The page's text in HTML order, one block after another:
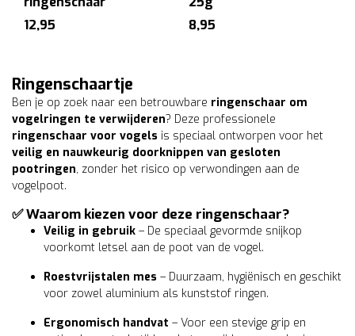
12,95
8,95
Ringenschaartje
Ben je op zoek naar een betrouwbare ringenschaar om
vogelringen te verwijderen? Deze professionele
ringenschaar voor vogels is speciaal ontworpen voor het
veilig en nauwkeurig doorknippen van gesloten
pootringen, zonder het risico op verwondingen aan de
vogelpoot.
✅Waarom kiezen voor deze ringenschaar?
Veilig in gebruik – De speciaal gevormde snijkop
voorkomt letsel aan de poot van de vogel.
Roestvrijstalen mes – Duurzaam, hygiënisch en geschikt
voor zowel aluminium als kunststof ringen.
Ergonomisch handvat – Voor een stevige grip en